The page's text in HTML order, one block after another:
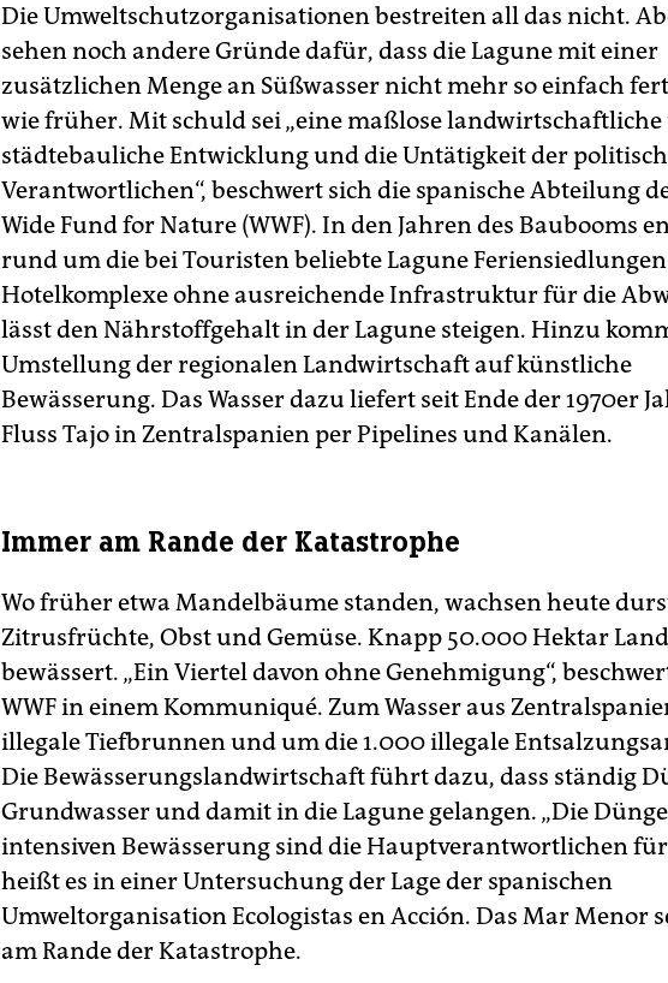
Die Umweltschutzorganisationen bestreiten all das nicht.
sehen noch andere Gründe dafür, dass die Lagune mit einer
zusätzlichen Menge an Süßwasser nicht mehr so einfach
wie früher. Mit schuld sei „eine maßlose
städtebauliche Entwicklung und die Untätigkeit der politisch
Verantwortlichen“, beschwert sich die spanische Abteilung
Wide Fund for Nature (WWF). In den Jahren des Baubooms
rund um die bei Touristen beliebte Lagune
Hotelkomplexe ohne ausreichende Infrastruktur für die
lässt den Nährstoffgehalt in der Lagune steigen. Hinzu
Umstellung der regionalen Landwirtschaft auf künstliche
Bewässerung. Das Wasser dazu liefert seit Ende der 1970er
Fluss Tajo in Zentralspanien per Pipelines und Kanälen.
Immer am Rande der Katastrophe
Wo früher etwa Mandelbäume standen, wachsen heute
Zitrusfrüchte, Obst und Gemüse. Knapp 50.000 Hektar
bewässert. „Ein Viertel davon ohne Genehmigung“,
WWF in einem Kommuniqué. Zum Wasser aus
illegale Tiefbrunnen und um die 1.000 illegale
Die Bewässerungslandwirtschaft führt dazu, dass ständig
Grundwasser und damit in die Lagune gelangen. „Die
intensiven Bewässerung sind die Hauptverantwortlichen für
heißt es in einer Untersuchung der Lage der spanischen
Umweltorganisation Ecologistas en Acción. Das Mar Menor
am Rande der Katastrophe.